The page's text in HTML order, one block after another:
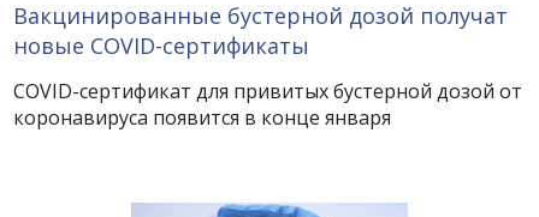
Вакцинированные бустерной дозой получат
новые COVID-сертификаты
COVID-сертификат для привитых бустерной дозой от
коронавируса появится в конце января